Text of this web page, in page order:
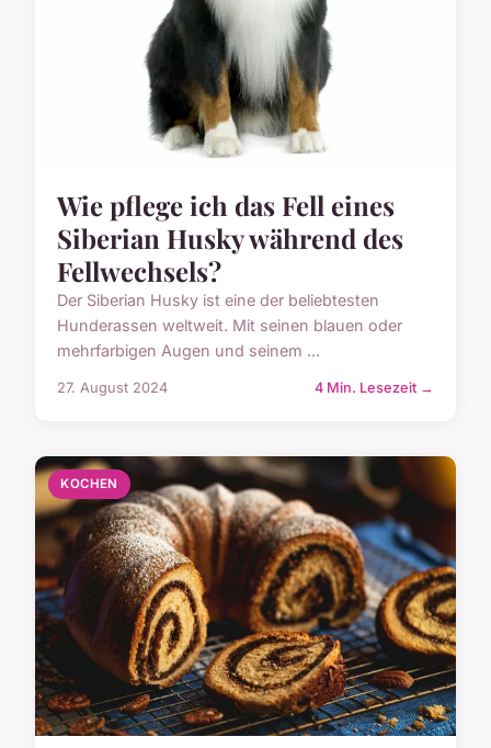
Wie pflege ich das Fell eines
Siberian Husky während des
Fellwechsels?
Der Siberian Husky ist eine der beliebtesten
Hunderassen weltweit. Mit seinen blauen oder
mehrfarbigen Augen und seinem ...
27. August 2024 4 Min. Lesezeit →
KOCHEN